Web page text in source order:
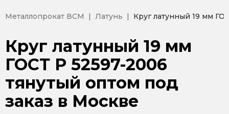
Металлопрокат ВСМ Латунь Круг латунный 19 мм
Круг латунный 19 мм
ГОСТ Р 52597-2006
тянутый оптом под
заказ в Москве